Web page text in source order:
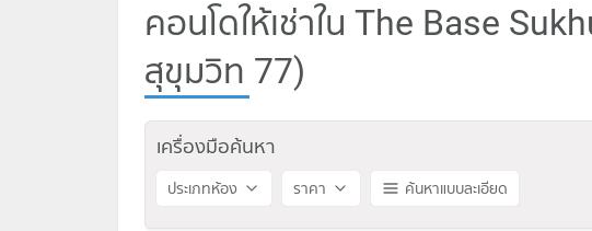
คอนโดให้เช่าใน The Base
สุขุมวิท 77)
เครื่องมือค้นหา
ประเภทห้อง ราคา ค้นหาแบบละเอียด